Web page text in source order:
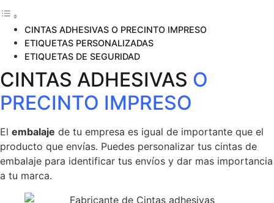
CINTAS ADHESIVAS O PRECINTO IMPRESO
ETIQUETAS PERSONALIZADAS
ETIQUETAS DE SEGURIDAD
CINTAS ADHESIVAS O
PRECINTO IMPRESO
El embalaje de tu empresa es igual de importante que el
producto que envías. Puedes personalizar tus cintas de
embalaje para identificar tus envíos y dar mas importancia
a tu marca.